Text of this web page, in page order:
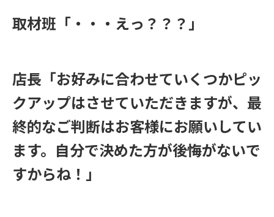
取材班「・・・えっ？？？」
店長「お好みに合わせていくつかピッ
クアップはさせていただきますが、最
終的なご判断はお客様にお願いしてい
ます。自分で決めた方が後悔がないで
すからね！」